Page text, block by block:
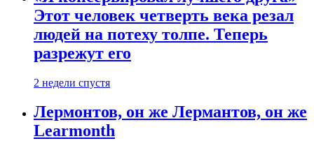
Этот человек четверть века резал
людей на потеху толпе. Теперь
разрежут его
2 недели спустя
Лермонтов, он же Лермантов, он же
Learmonth